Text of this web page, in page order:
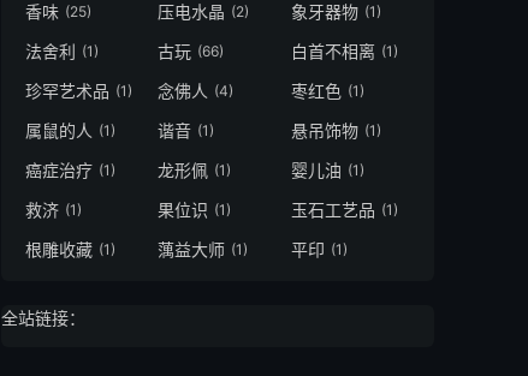
香味 (25) 压电水晶 (2) 象牙器物 (1)
法舍利 (1) 古玩 (66) 白首不相离 (1)
珍罕艺术品 (1) 念佛人 (4) 枣红色 (1)
属鼠的人 (1) 谐音 (1) 悬吊饰物 (1)
癌症治疗 (1) 龙形佩 (1) 婴儿油 (1)
救济 (1) 果位识 (1) 玉石工艺品 (1)
根雕收藏 (1) 蕅益大师 (1) 平印 (1)
全站链接：